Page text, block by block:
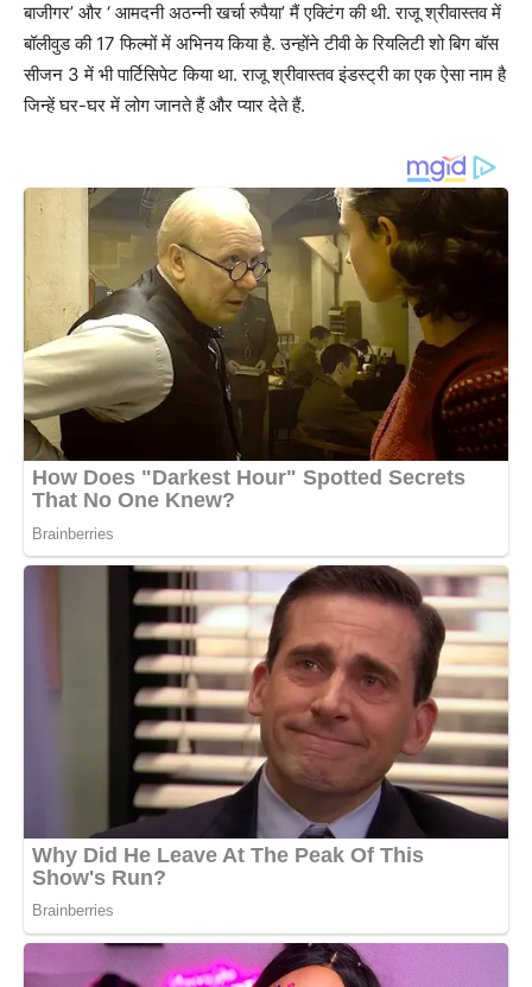
बाजीगर’ और ‘ आमदनी अठन्नी खर्चा रुपैया’ मैं एक्टिंग की थी. राजू श्रीवास्तव में
बॉलीवुड की 17 फिल्मों में अभिनय किया है. उन्होंने टीवी के रियलिटी शो बिग बॉस
सीजन 3 में भी पार्टिसिपेट किया था. राजू श्रीवास्तव इंडस्ट्री का एक ऐसा नाम है
जिन्हें घर-घर में लोग जानते हैं और प्यार देते हैं.